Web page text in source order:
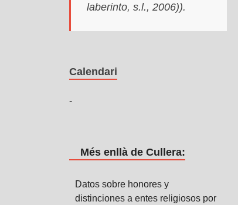
laberinto, s.l., 2006)).
Calendari
-
Més enllà de Cullera:
Datos sobre honores y
distinciones a entes religiosos por